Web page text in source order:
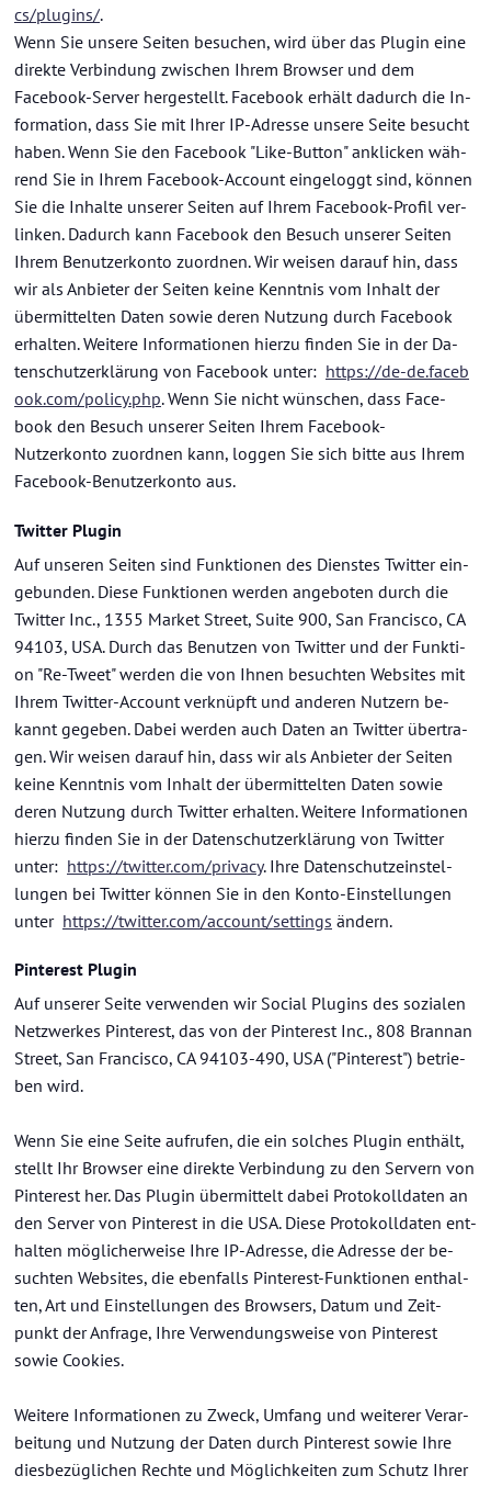
cs/plugins/.
Wenn Sie un­se­re Sei­ten be­su­chen, wird über das Plugin eine
di­rek­te Ver­bin­dung zwi­schen Ihrem Brow­ser und dem
Facebook-​Server her­ge­stellt. Face­book er­hält da­durch die In­
for­ma­ti­on, dass Sie mit Ihrer IP-​Adresse un­se­re Seite be­sucht
haben. Wenn Sie den Face­book "Like-​Button" an­kli­cken wäh­
rend Sie in Ihrem Facebook-​Account ein­ge­loggt sind, kön­nen
Sie die In­hal­te un­se­rer Sei­ten auf Ihrem Facebook-​Profil ver­
lin­ken. Da­durch kann Face­book den Be­such un­se­rer Sei­ten
Ihrem Be­nut­zer­kon­to zu­ord­nen. Wir wei­sen dar­auf hin, dass
wir als An­bie­ter der Sei­ten keine Kennt­nis vom In­halt der
über­mit­tel­ten Daten sowie deren Nut­zung durch Face­book
er­hal­ten. Wei­te­re In­for­ma­tio­nen hier­zu fin­den Sie in der Da­
ten­schutz­er­klä­rung von Face­book unter: https://de-de.face­b
ook.com/po­li­cy.php. Wenn Sie nicht wün­schen, dass Face­
book den Be­such un­se­rer Sei­ten Ihrem Facebook-​
Nutzerkonto zu­ord­nen kann, log­gen Sie sich bitte aus Ihrem
Facebook-​Benutzerkonto aus.
Twit­ter Plugin
Auf un­se­ren Sei­ten sind Funk­tio­nen des Diens­tes Twit­ter ein­
ge­bun­den. Diese Funk­tio­nen wer­den an­ge­bo­ten durch die
Twit­ter Inc., 1355 Mar­ket Street, Suite 900, San Fran­cis­co, CA
94103, USA. Durch das Be­nut­zen von Twit­ter und der Funk­ti­
on "Re-​Tweet" wer­den die von Ihnen be­such­ten Web­sites mit
Ihrem Twitter-​Account ver­knüpft und an­de­ren Nut­zern be­
kannt ge­ge­ben. Dabei wer­den auch Daten an Twit­ter über­tra­
gen. Wir wei­sen dar­auf hin, dass wir als An­bie­ter der Sei­ten
keine Kennt­nis vom In­halt der über­mit­tel­ten Daten sowie
deren Nut­zung durch Twit­ter er­hal­ten. Wei­te­re In­for­ma­tio­nen
hier­zu fin­den Sie in der Da­ten­schutz­er­klä­rung von Twit­ter
unter: https://twit­ter.com/pri­va­cy. Ihre Da­ten­schutz­ein­stel­
lun­gen bei Twit­ter kön­nen Sie in den Konto-​Einstellungen
unter https://twit­ter.com/ac­count/set­tings än­dern.
Pin­te­rest Plugin
Auf un­se­rer Seite ver­wen­den wir So­cial Plugins des so­zia­len
Netz­wer­kes Pin­te­rest, das von der Pin­te­rest Inc., 808 Brann­an
Street, San Fran­cis­co, CA 94103-​490, USA ("Pin­te­rest") be­trie­
ben wird.
Wenn Sie eine Seite auf­ru­fen, die ein sol­ches Plugin ent­hält,
stellt Ihr Brow­ser eine di­rek­te Ver­bin­dung zu den Ser­vern von
Pin­te­rest her. Das Plugin über­mit­telt dabei Pro­to­koll­da­ten an
den Ser­ver von Pin­te­rest in die USA. Diese Pro­to­koll­da­ten ent­
hal­ten mög­li­cher­wei­se Ihre IP-​Adresse, die Adres­se der be­
such­ten Web­sites, die eben­falls Pinterest-​Funktionen ent­hal­
ten, Art und Ein­stel­lun­gen des Brow­sers, Datum und Zeit­
punkt der An­fra­ge, Ihre Ver­wen­dungs­wei­se von Pin­te­rest
sowie Coo­kies.
Wei­te­re In­for­ma­tio­nen zu Zweck, Um­fang und wei­te­rer Ver­ar­
bei­tung und Nut­zung der Daten durch Pin­te­rest sowie Ihre
dies­be­züg­li­chen Rech­te und Mög­lich­kei­ten zum Schutz Ihrer